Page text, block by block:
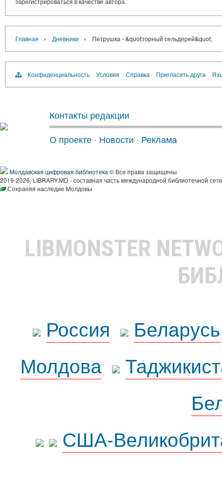
Главная › Дневники › Петрушка - &quot;горный сельдерей&quot;
Конфиденциальность Условия Справка Пригласить друга
Контакты редакции
О проекте · Новости · Реклама
Молдавская цифровая библиотека © Все права защищены
2019-2026, LIBRARY.MD - составная часть международной библиотечной
Сохраняя наследие Молдовы
LIBMONSTER
Россия
Беларусь
Молдова
США-